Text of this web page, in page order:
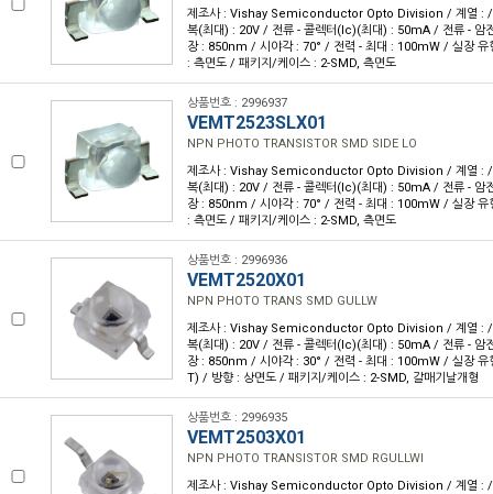
제조사 : Vishay Semiconductor Opto Division / 계열 : /
복(최대) : 20V / 전류 - 콜렉터(Ic)(최대) : 50mA / 전류 - 암
장 : 850nm / 시야각 : 70° / 전력 - 최대 : 100mW / 실장 유
: 측면도 / 패키지/케이스 : 2-SMD, 측면도
상품번호 : 2996937
VEMT2523SLX01
NPN PHOTO TRANSISTOR SMD SIDE LO
제조사 : Vishay Semiconductor Opto Division / 계열 : /
복(최대) : 20V / 전류 - 콜렉터(Ic)(최대) : 50mA / 전류 - 암
장 : 850nm / 시야각 : 70° / 전력 - 최대 : 100mW / 실장 유
: 측면도 / 패키지/케이스 : 2-SMD, 측면도
상품번호 : 2996936
VEMT2520X01
NPN PHOTO TRANS SMD GULLW
제조사 : Vishay Semiconductor Opto Division / 계열 : /
복(최대) : 20V / 전류 - 콜렉터(Ic)(최대) : 50mA / 전류 - 암
장 : 850nm / 시야각 : 30° / 전력 - 최대 : 100mW / 실장 유
T) / 방향 : 상면도 / 패키지/케이스 : 2-SMD, 갈매기날개형
상품번호 : 2996935
VEMT2503X01
NPN PHOTO TRANSISTOR SMD RGULLWI
제조사 : Vishay Semiconductor Opto Division / 계열 : /